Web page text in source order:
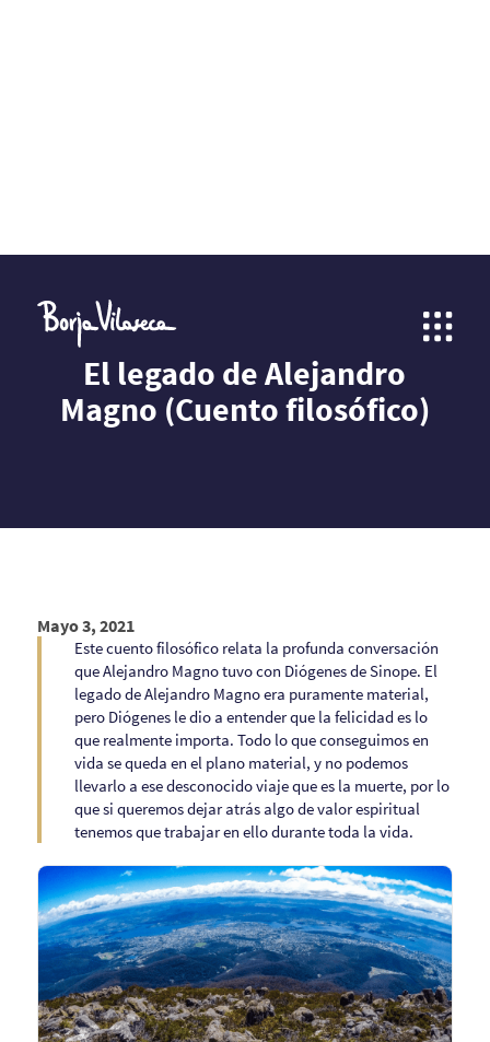
El legado de Alejandro
Magno (Cuento filosófico)
Mayo 3, 2021
Este cuento filosófico relata la profunda conversación
que Alejandro Magno tuvo con Diógenes de Sinope. El
legado de Alejandro Magno era puramente material,
pero Diógenes le dio a entender que la felicidad es lo
que realmente importa. Todo lo que conseguimos en
vida se queda en el plano material, y no podemos
llevarlo a ese desconocido viaje que es la muerte, por lo
que si queremos dejar atrás algo de valor espiritual
tenemos que trabajar en ello durante toda la vida.